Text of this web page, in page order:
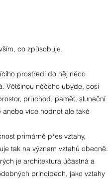
co způsobuje.
prostředí do něj něco
Většinou něčeho ubyde, cosi
průchod, paměť, sluneční
více hodnot ale také
primárně přes vztahy,
tak na význam vztahů obecně.
je architektura účastná a
principech, jako vztahy